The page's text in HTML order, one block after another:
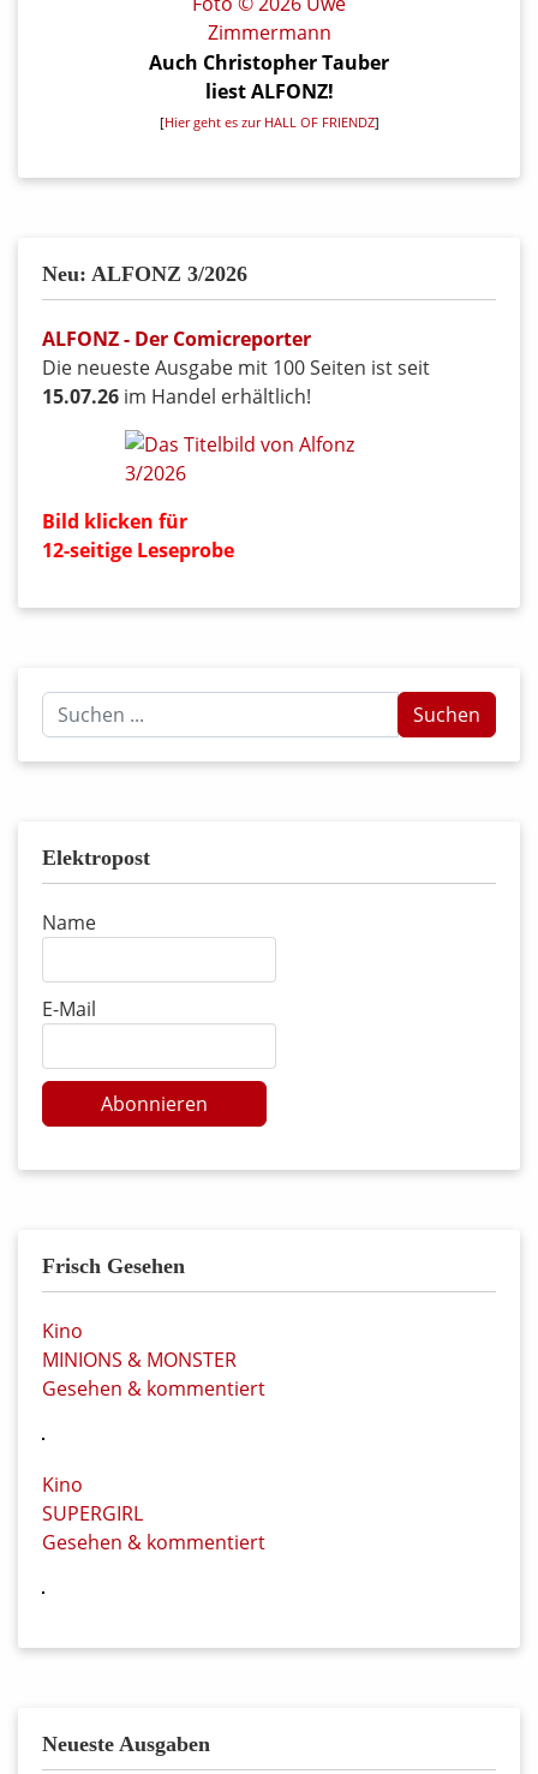
Auch Christopher Tauber
liest ALFONZ!
[Hier geht es zur HALL OF FRIENDZ]
Neu: ALFONZ 3/2026
ALFONZ - Der Comicreporter
Die neueste Ausgabe mit 100 Seiten ist seit
15.07.26 im Handel erhältlich!
Bild klicken für
12-seitige Leseprobe
Suchen
...
Suchen
Elektropost
Name
E-Mail
Abonnieren
Frisch Gesehen
Kino
MINIONS & MONSTER
Gesehen & kommentiert
Kino
SUPERGIRL
Gesehen & kommentiert
Neueste Ausgaben